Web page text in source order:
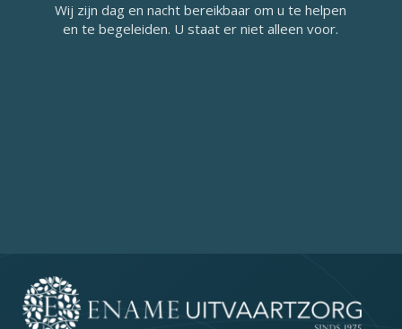
Wij zijn dag en nacht bereikbaar om u te helpen
en te begeleiden. U staat er niet alleen voor.